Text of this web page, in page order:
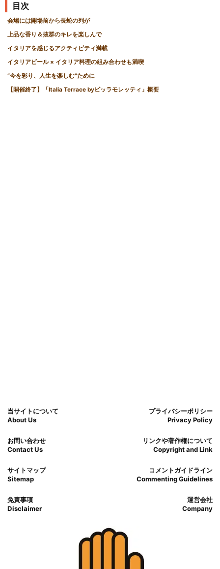
目次
会場には開場前から長蛇の列が
上品な香り＆抜群のキレを楽しんで
イタリアを感じるアクティビティ満載
イタリアビール × イタリア料理の組み合わせも満喫
“今を彩り、人生を楽しむ”ために
【開催終了】「Italia Terrace byビッラモレッティ」概要
当サイトについて
About Us
プライバシーポリシー
Privacy Policy
お問い合わせ
Contact Us
リンクや著作権について
Copyright and Link
サイトマップ
Sitemap
コメントガイドライン
Commenting Guidelines
免責事項
Disclaimer
運営会社
Company